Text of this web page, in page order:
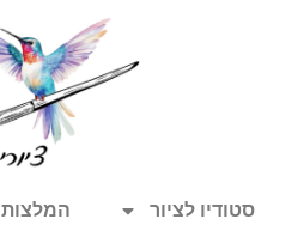
סטודיו לציור המלצות